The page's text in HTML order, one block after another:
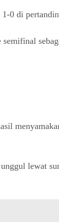
0 di
lewat